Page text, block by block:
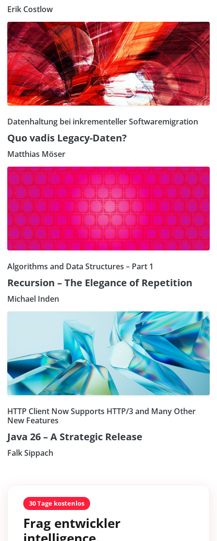
Erik Costlow
Datenhaltung bei inkrementeller Softwaremigration
Quo vadis Legacy-Daten?
Matthias Möser
Algorithms and Data Structures – Part 1
Recursion – The Elegance of Repetition
Michael Inden
HTTP Client Now Supports HTTP/3 and Many Other
New Features
Java 26 – A Strategic Release
Falk Sippach
30 Tage kostenlos
Frag entwickler